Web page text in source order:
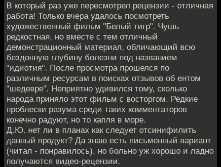
В который раз уже пересмотрел рецензии - отличная
работа! Только вчера удалось посмотреть
художественный фильм "Белый тигр". Чушь
редкостная, но вместе с тем отличный
демонстрационный материал, обличающий всю
бездонную глубину болезни под названием
"идиотия". После просмотра прошелся по
различным ресурсам в поисках отзывов об ентом
"шедевре". Неприятно удивился тому, сколько
народа приняло этот фильм с восторгом. Редкие
проблески разума среди таких комментаторов
конечно радуют, но то капля в море.
Д.Ю. нет ли в планах как следует отсинифилить
данный продукт? Да знаю есть письменный вариант
(читал - понравилось), но больно уж хорошо и ладно
получаются видео-рецензии.